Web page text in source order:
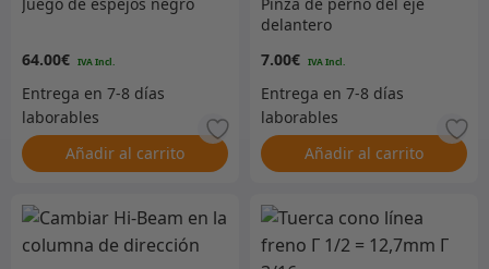
64.00€
Añadir al carrito
delantero
7.00€
Añadir al carrito